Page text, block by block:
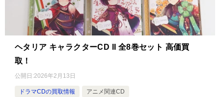
ヘタリア キャラクターCD II 全8巻セット 高価買
取！
公開日:2026年2月13日
ドラマCDの買取情報 アニメ関連CD